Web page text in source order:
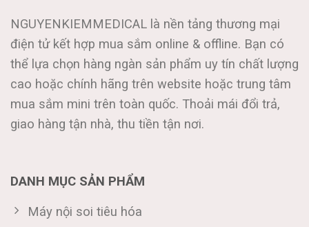
NGUYENKIEMMEDICAL là nền tảng thương mại
điện tử kết hợp mua sắm online & offline. Bạn có
thể lựa chọn hàng ngàn sản phẩm uy tín chất lượng
cao hoặc chính hãng trên website hoặc trung tâm
mua sắm mini trên toàn quốc. Thoải mái đổi trả,
giao hàng tận nhà, thu tiền tận nơi.
DANH MỤC SẢN PHẨM
Máy nội soi tiêu hóa